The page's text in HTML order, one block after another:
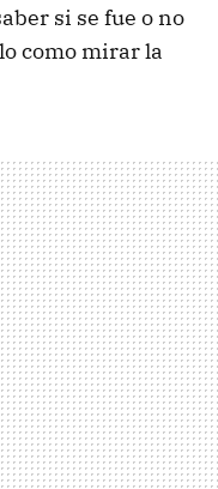
si se fue o no
como mirar la